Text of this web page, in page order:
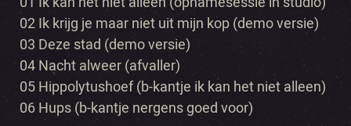
02 Ik krijg je maar niet uit mijn kop (demo versie)
03 Deze stad (demo versie)
04 Nacht alweer (afvaller)
05 Hippolytushoef (b-kantje ik kan het niet alleen)
06 Hups (b-kantje nergens goed voor)